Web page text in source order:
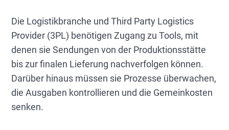
Die Logistikbranche und Third Party Logistics
Provider (3PL) benötigen Zugang zu Tools, mit
denen sie Sendungen von der Produktionsstätte
bis zur finalen Lieferung nachverfolgen können.
Darüber hinaus müssen sie Prozesse überwachen,
die Ausgaben kontrollieren und die Gemeinkosten
senken.